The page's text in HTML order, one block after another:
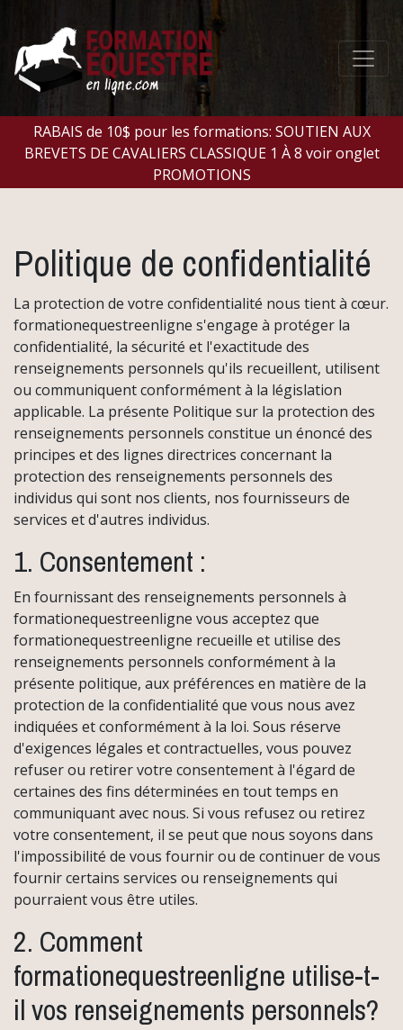
RABAIS de 10$ pour les formations: SOUTIEN AUX
BREVETS DE CAVALIERS CLASSIQUE 1 À 8 voir onglet
PROMOTIONS
Politique de confidentialité
La protection de votre confidentialité nous tient à cœur.
formationequestreenligne s'engage à protéger la
confidentialité, la sécurité et l'exactitude des
renseignements personnels qu'ils recueillent, utilisent
ou communiquent conformément à la législation
applicable. La présente Politique sur la protection des
renseignements personnels constitue un énoncé des
principes et des lignes directrices concernant la
protection des renseignements personnels des
individus qui sont nos clients, nos fournisseurs de
services et d'autres individus.
1. Consentement :
En fournissant des renseignements personnels à
formationequestreenligne vous acceptez que
formationequestreenligne recueille et utilise des
renseignements personnels conformément à la
présente politique, aux préférences en matière de la
protection de la confidentialité que vous nous avez
indiquées et conformément à la loi. Sous réserve
d'exigences légales et contractuelles, vous pouvez
refuser ou retirer votre consentement à l'égard de
certaines des fins déterminées en tout temps en
communiquant avec nous. Si vous refusez ou retirez
votre consentement, il se peut que nous soyons dans
l'impossibilité de vous fournir ou de continuer de vous
fournir certains services ou renseignements qui
pourraient vous être utiles.
2. Comment
formationequestreenligne utilise-t-
il vos renseignements personnels?